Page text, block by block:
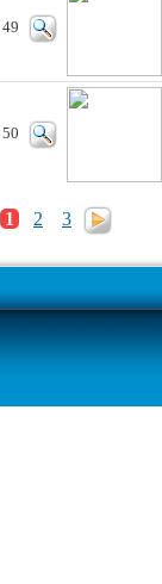
49
50
1 2 3